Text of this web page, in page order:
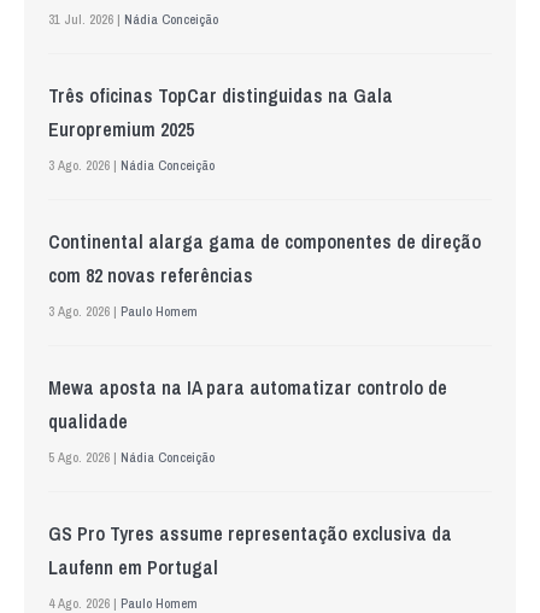
31 Jul. 2026 | Nádia Conceição
Três oficinas TopCar distinguidas na Gala
Europremium 2025
3 Ago. 2026 | Nádia Conceição
Continental alarga gama de componentes de direção
com 82 novas referências
3 Ago. 2026 | Paulo Homem
Mewa aposta na IA para automatizar controlo de
qualidade
5 Ago. 2026 | Nádia Conceição
GS Pro Tyres assume representação exclusiva da
Laufenn em Portugal
4 Ago. 2026 | Paulo Homem